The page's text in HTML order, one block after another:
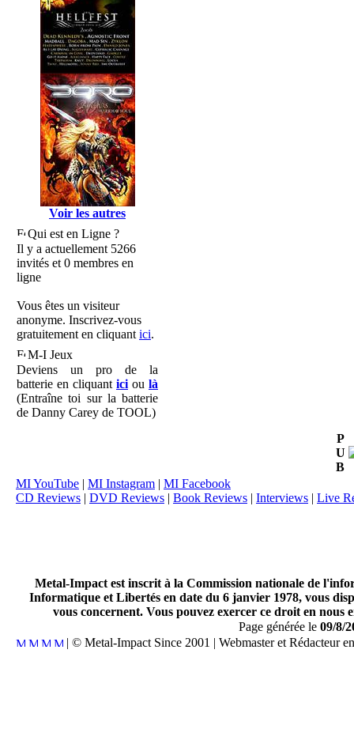
Voir les autres
Qui est en Ligne ?
Il y a actuellement 5266
invités et 0 membres en
ligne
Vous êtes un visiteur
anonyme. Inscrivez-vous
gratuitement en cliquant ici.
M-I Jeux
Deviens un pro de la
batterie en cliquant ici ou là
(Entraîne toi sur la batterie
de Danny Carey de TOOL)
P
U
B
MI YouTube | MI Instagram | MI Facebook
CD Reviews | DVD Reviews | Book Reviews | Interviews | Live
Metal-Impact est inscrit à la Commission nationale de
Informatique et Libertés en date du 6 janvier 1978, vous
vous concernent. Vous pouvez exercer ce droit en
Page générée le 09/8/
| © Metal-Impact Since 2001 | Webmaster et Rédacteur